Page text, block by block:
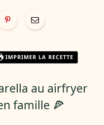
IMPRIMER LA RECETTE
au airfryer
famille 🍕